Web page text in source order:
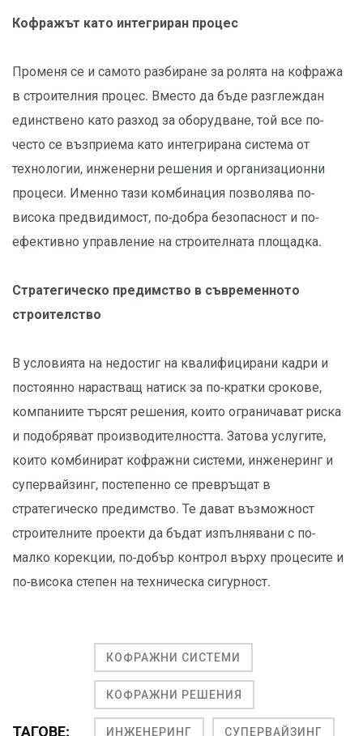
Кофражът като интегриран процес
Променя се и самото разбиране за ролята на кофража
в строителния процес. Вместо да бъде разглеждан
единствено като разход за оборудване, той все по-
често се възприема като интегрирана система от
технологии, инженерни решения и организационни
процеси. Именно тази комбинация позволява по-
висока предвидимост, по-добра безопасност и по-
ефективно управление на строителната площадка.
Стратегическо предимство в съвременното
строителство
В условията на недостиг на квалифицирани кадри и
постоянно нарастващ натиск за по-кратки срокове,
компаниите търсят решения, които ограничават риска
и подобряват производителността. Затова услугите,
които комбинират кофражни системи, инженеринг и
супервайзинг, постепенно се превръщат в
стратегическо предимство. Те дават възможност
строителните проекти да бъдат изпълнявани с по-
малко корекции, по-добър контрол върху процесите и
по-висока степен на техническа сигурност.
ТАГОВЕ:
КОФРАЖНИ СИСТЕМИ
КОФРАЖНИ РЕШЕНИЯ
ИНЖЕНЕРИНГ СУПЕРВАЙЗИНГ